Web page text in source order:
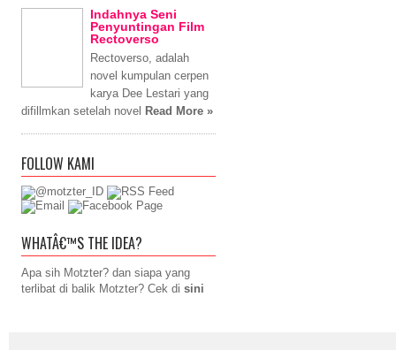
Indahnya Seni
Penyuntingan Film
Rectoverso
Rectoverso, adalah
novel kumpulan cerpen
karya Dee Lestari yang
difillmkan setelah novel Read More »
FOLLOW KAMI
WHATÂ€™S THE IDEA?
Apa sih Motzter? dan siapa yang
terlibat di balik Motzter? Cek di sini